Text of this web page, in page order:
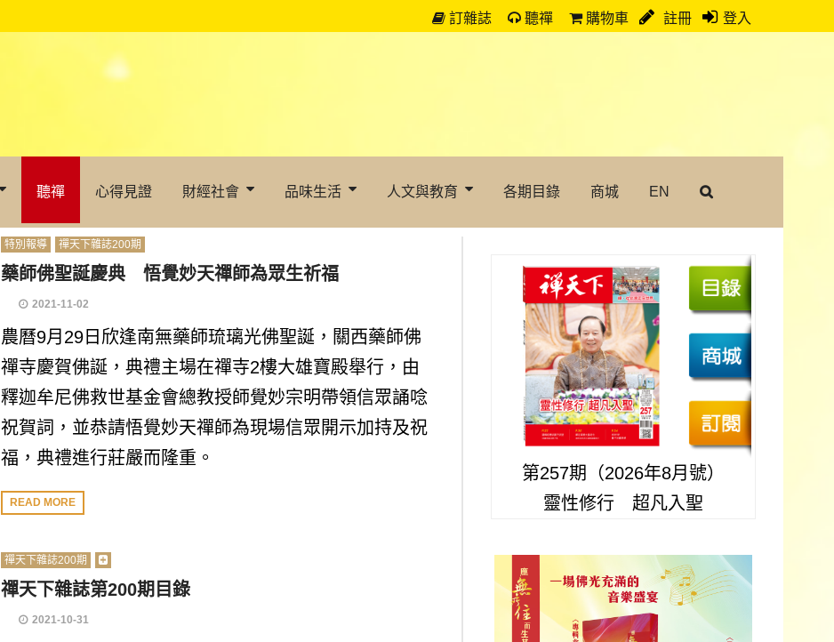
訂雜誌 聽禪 購物車 註冊 登入
聽禪 心得見證 財經社會 品味生活 人文與教育 各期目錄 商城 EN
特別報導 禪天下雜誌200期
藥師佛聖誕慶典 悟覺妙天禪師為眾生祈福
2021-11-02
農曆9月29日欣逢南無藥師琉璃光佛聖誕，關西藥師佛
禪寺慶賀佛誕，典禮主場在禪寺2樓大雄寶殿舉行，由
釋迦牟尼佛救世基金會總教授師覺妙宗明帶領信眾誦唸
祝賀詞，並恭請悟覺妙天禪師為現場信眾開示加持及祝
福，典禮進行莊嚴而隆重。
READ MORE
禪天下雜誌200期
禪天下雜誌第200期目錄
2021-10-31
第257期（2026年8月號）
靈性修行 超凡入聖